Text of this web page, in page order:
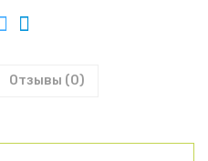
Отзывы (0)